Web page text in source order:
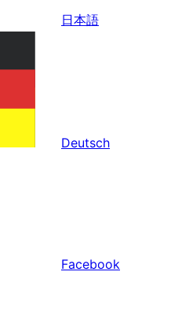
日本語
Deutsch
Facebook